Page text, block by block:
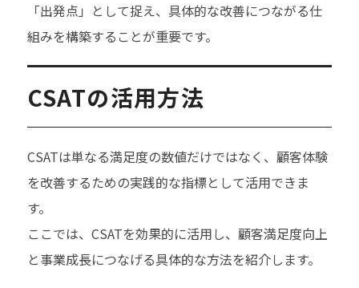
「出発点」として捉え、具体的な改善につながる仕
組みを構築することが重要です。
CSATの活用方法
CSATは単なる満足度の数値だけではなく、顧客体験
を改善するための実践的な指標として活用できま
す。
ここでは、CSATを効果的に活用し、顧客満足度向上
と事業成長につなげる具体的な方法を紹介します。